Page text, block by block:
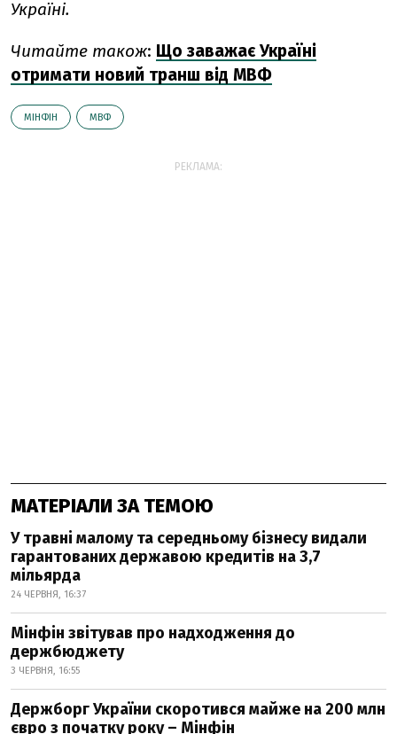
Україні.
Читайте також: Що заважає Україні
отримати новий транш від МВФ
МІНФІН МВФ
РЕКЛАМА:
МАТЕРІАЛИ ЗА ТЕМОЮ
У травні малому та середньому бізнесу видали
гарантованих державою кредитів на 3,7
мільярда
24 ЧЕРВНЯ, 16:37
Мінфін звітував про надходження до
держбюджету
3 ЧЕРВНЯ, 16:55
Держборг України скоротився майже на 200 млн
євро з початку року – Мінфін